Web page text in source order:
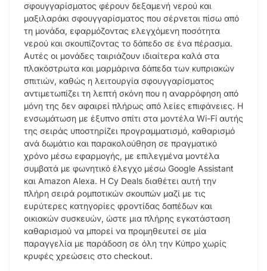
σφουγγαρίσματος φέρουν δεξαμενή νερού και
μαξιλαράκι σφουγγαρίσματος που σέρνεται πίσω από
τη μονάδα, εφαρμόζοντας ελεγχόμενη ποσότητα
νερού και σκουπίζοντας το δάπεδο σε ένα πέρασμα.
Αυτές οι μονάδες ταιριάζουν ιδιαίτερα καλά στα
πλακόστρωτα και μαρμάρινα δάπεδα των κυπριακών
σπιτιών, καθώς η λειτουργία σφουγγαρίσματος
αντιμετωπίζει τη λεπτή σκόνη που η αναρρόφηση από
μόνη της δεν αφαιρεί πλήρως από λείες επιφάνειες. Η
ενσωμάτωση με έξυπνο σπίτι στα μοντέλα Wi-Fi αυτής
της σειράς υποστηρίζει προγραμματισμό, καθαρισμό
ανά δωμάτιο και παρακολούθηση σε πραγματικό
χρόνο μέσω εφαρμογής, με επιλεγμένα μοντέλα
συμβατά με φωνητικό έλεγχο μέσω Google Assistant
και Amazon Alexa. Η Cy Deals διαθέτει αυτή την
πλήρη σειρά ρομποτικών σκουπών μαζί με τις
ευρύτερες κατηγορίες φροντίδας δαπέδων και
οικιακών συσκευών, ώστε μια πλήρης εγκατάσταση
καθαρισμού να μπορεί να προμηθευτεί σε μία
παραγγελία με παράδοση σε όλη την Κύπρο χωρίς
κρυφές χρεώσεις στο checkout.